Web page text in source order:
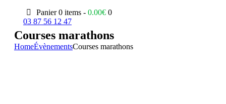
Panier 0 items -0.00€ 0
03 87 56 12 47
Courses marathons
HomeÉvènementsCourses marathons